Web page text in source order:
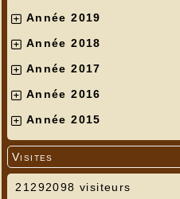
Année 2019
Année 2018
Année 2017
Année 2016
Année 2015
Visites
21292098 visiteurs